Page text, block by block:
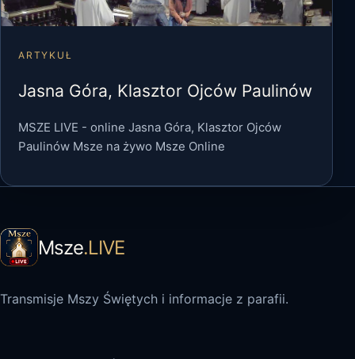
ARTYKUŁ
Jasna Góra, Klasztor Ojców Paulinów
MSZE LIVE - online Jasna Góra, Klasztor Ojców
Paulinów Msze na żywo Msze Online
Msze.LIVE
Transmisje Mszy Świętych i informacje z parafii.